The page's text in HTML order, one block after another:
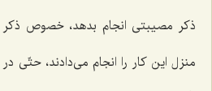
ذكر مصیبتی انجام بدهد، خصوص
منزل این كار را انجام می‌دادند، حتّی